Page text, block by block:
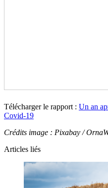
Télécharger le rapport : Un an
Covid-19
Crédits image : Pixabay /
Articles liés